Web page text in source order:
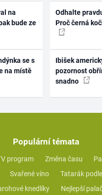
na
bude ze
se s
na místě
Odhalte
Proč černá
Ibišek
pozornost
snadno
Populární témata
program Změna času
Svařené víno Tatarák
knedlíky Nejlepší